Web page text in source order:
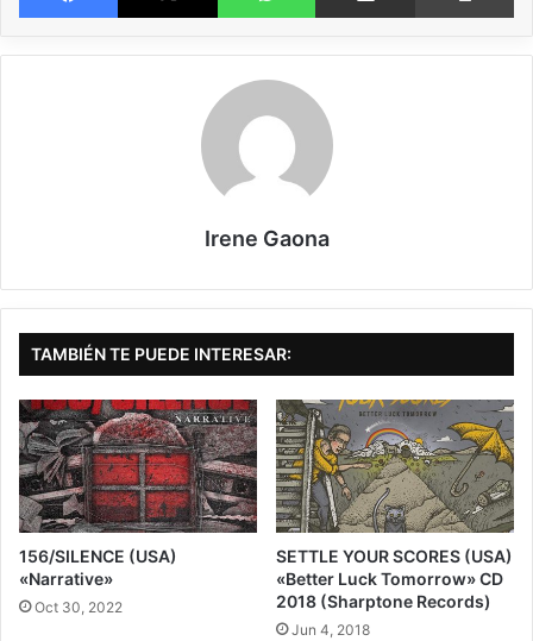
lanza su primer LP, “Vital Signs”, y con él no decepciona. Se
trata de un disco bastante tranquilo y que nos traslada a la nostalgia del
sonido que había en los 90 en cuanto al rock alternativo, algo por lo que el
grupo declara su amor y se nota en cada canción.
podría volverse su sello identificativo si siguen el mismo camino en futuros
canciones. Tanto que, instrumentalmente hablando, recuerda a NIRVANA.
parte recuerda más a grupos como BLINK-182.
OVERSIZEha sabido combinar la esencia de ambos para crear algo suyo,
propio y diferente, y lo ha conseguido sin lugar a dudas. Buena prueba de
ello es “Something Clean”, que a pesar de que no es el sencillo que le da
título al álbum, para mí se trata de la joya de la corona.
Aunque da la sensación de tratarse de una balada, es la única canción de
todo el disco que incorpora el scream (aunque sea solo por un breve
momento) y de un momento a otro aparece el breakdown que nos
transporta al sonido característico que podemos encontrar en el resto de
canciones. Las cuales también merece la pena escuchar, eso seguro.
Irene Gaona
TAMBIÉN TE PUEDE INTERESAR:
156/SILENCE (USA)
«Narrative»
Oct 30, 2022
SETTLE YOUR SCORES (USA)
«Better Luck Tomorrow» CD
2018 (Sharptone Records)
Jun 4, 2018